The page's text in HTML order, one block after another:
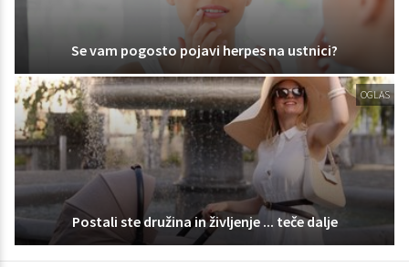
Se vam pogosto pojavi herpes na ustnici?
OGLAS
Postali ste družina in življenje ... teče dalje